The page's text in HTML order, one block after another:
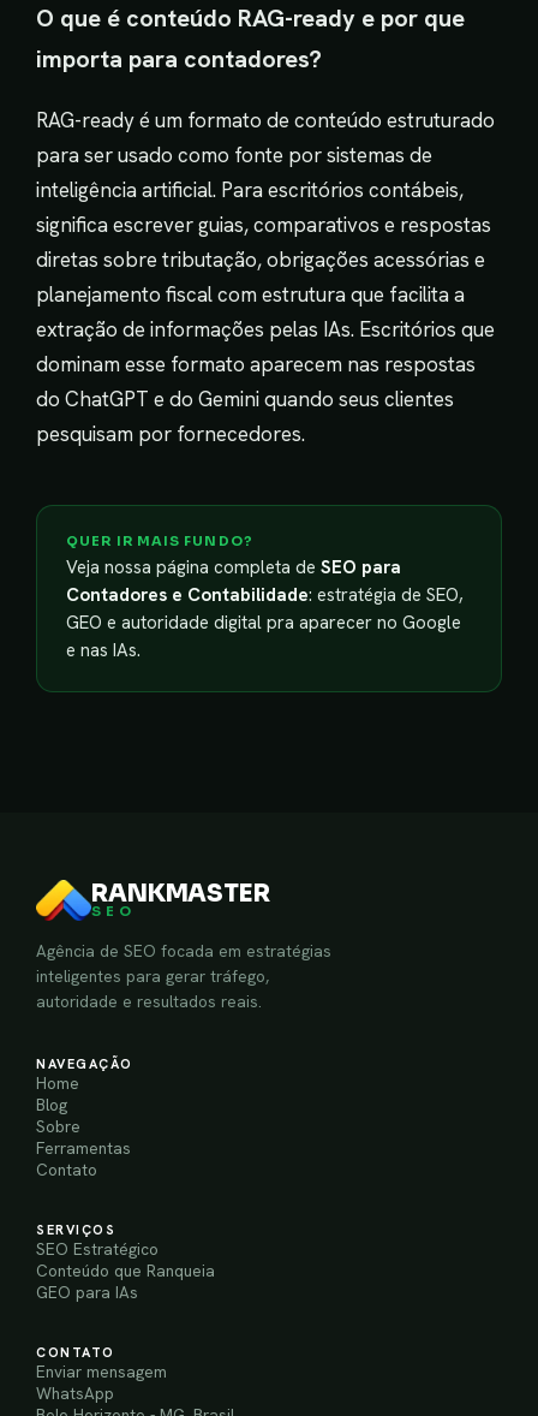
O que é conteúdo RAG-ready e por que
importa para contadores?
RAG-ready é um formato de conteúdo estruturado
para ser usado como fonte por sistemas de
inteligência artificial. Para escritórios contábeis,
significa escrever guias, comparativos e respostas
diretas sobre tributação, obrigações acessórias e
planejamento fiscal com estrutura que facilita a
extração de informações pelas IAs. Escritórios que
dominam esse formato aparecem nas respostas
do ChatGPT e do Gemini quando seus clientes
pesquisam por fornecedores.
QUER IR MAIS FUNDO?
Veja nossa página completa de SEO para
Contadores e Contabilidade: estratégia de SEO,
GEO e autoridade digital pra aparecer no Google
e nas IAs.
RANKMASTER
SEO
Agência de SEO focada em estratégias
inteligentes para gerar tráfego,
autoridade e resultados reais.
NAVEGAÇÃO
Home
Blog
Sobre
Ferramentas
Contato
SERVIÇOS
SEO Estratégico
Conteúdo que Ranqueia
GEO para IAs
CONTATO
Enviar mensagem
WhatsApp